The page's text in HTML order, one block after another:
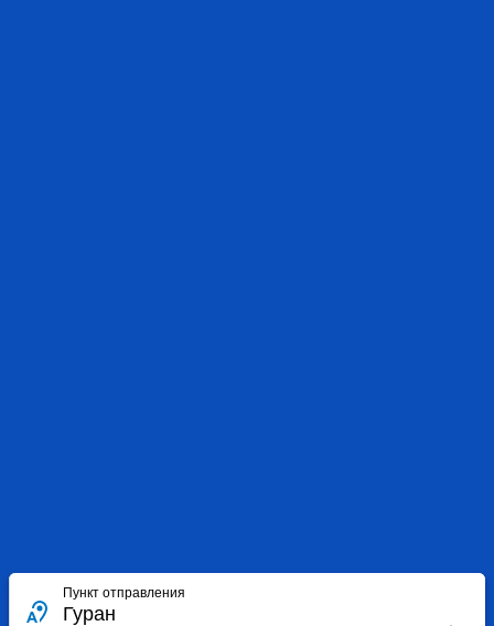
Пункт отправления